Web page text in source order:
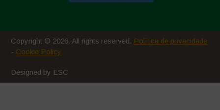
Copyright © 2026. All rights reserved. Política de privacidade
- Cookie Policy
Designed by ESC